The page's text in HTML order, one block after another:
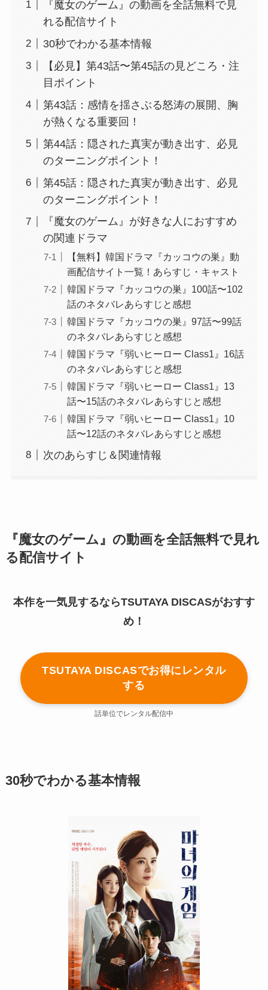
『魔女のゲーム』の動画を全話無料で見
れる配信サイト
30秒でわかる基本情報
【必見】第43話〜第45話の見どころ・注
目ポイント
第43話：感情を揺さぶる怒涛の展開、胸
が熱くなる重要回！
第44話：隠された真実が動き出す、必見
のターニングポイント！
第45話：隠された真実が動き出す、必見
のターニングポイント！
『魔女のゲーム』が好きな人におすすめ
の関連ドラマ
【無料】韓国ドラマ『カッコウの巣』動
画配信サイト一覧！あらすじ・キャスト
韓国ドラマ『カッコウの巣』100話〜102
話のネタバレあらすじと感想
韓国ドラマ『カッコウの巣』97話〜99話
のネタバレあらすじと感想
韓国ドラマ『弱いヒーロー Class1』16話
のネタバレあらすじと感想
韓国ドラマ『弱いヒーロー Class1』13
話〜15話のネタバレあらすじと感想
韓国ドラマ『弱いヒーロー Class1』10
話〜12話のネタバレあらすじと感想
次のあらすじ＆関連情報
『魔女のゲーム』の動画を全話無料で見れ
る配信サイト
本作を一気見するならTSUTAYA DISCASがおすす
め！
TSUTAYA DISCASでお得にレンタル
する
話単位でレンタル配信中
30秒でわかる基本情報